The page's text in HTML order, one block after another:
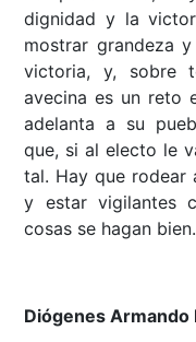
dignidad y la
mostrar grandeza
victoria, y, sobre
avecina es un reto
adelanta a su
que, si al electo le
tal. Hay que rodear
y estar vigilantes
cosas se hagan bien.
Diógenes Armando